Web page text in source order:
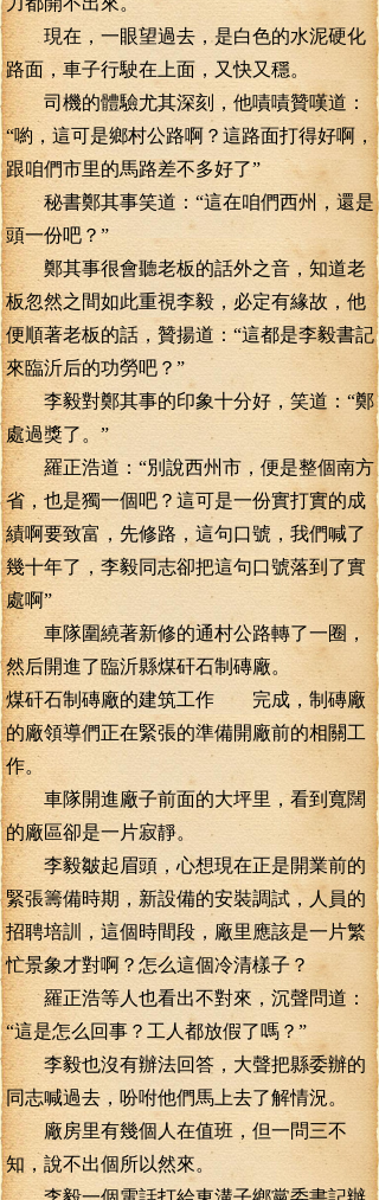
現在，一眼望過去，是白色的水泥硬化
路面，車子行駛在上面，又快又穩。
司機的體驗尤其深刻，他嘖嘖贊嘆道：
“喲，這可是鄉村公路啊？這路面打得好啊，
跟咱們市里的馬路差不多好了”
秘書鄭其事笑道：“這在咱們西州，還是
頭一份吧？”
鄭其事很會聽老板的話外之音，知道老
板忽然之間如此重視李毅，必定有緣故，他
便順著老板的話，贊揚道：“這都是李毅書記
來臨沂后的功勞吧？”
李毅對鄭其事的印象十分好，笑道：“鄭
處過獎了。”
羅正浩道：“別說西州市，便是整個南方
省，也是獨一個吧？這可是一份實打實的成
績啊要致富，先修路，這句口號，我們喊了
幾十年了，李毅同志卻把這句口號落到了實
處啊”
車隊圍繞著新修的通村公路轉了一圈，
然后開進了臨沂縣煤矸石制磚廠。
煤矸石制磚廠的建筑工作 完成，制磚廠
的廠領導們正在緊張的準備開廠前的相關工
作。
車隊開進廠子前面的大坪里，看到寬闊
的廠區卻是一片寂靜。
李毅皺起眉頭，心想現在正是開業前的
緊張籌備時期，新設備的安裝調試，人員的
招聘培訓，這個時間段，廠里應該是一片繁
忙景象才對啊？怎么這個冷清樣子？
羅正浩等人也看出不對來，沉聲問道：
“這是怎么回事？工人都放假了嗎？”
李毅也沒有辦法回答，大聲把縣委辦的
同志喊過去，吩咐他們馬上去了解情況。
廠房里有幾個人在值班，但一問三不
知，說不出個所以然來。